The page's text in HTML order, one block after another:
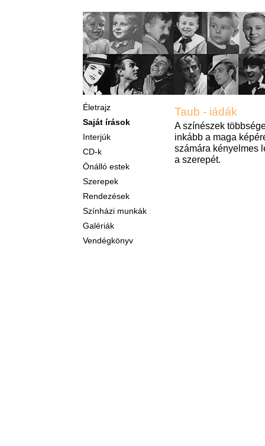
Életrajz
Saját írások
Interjúk
CD-k
Önálló estek
Szerepek
Rendezések
Színházi munkák
Galériák
Vendégkönyv
Taub - iádák
A színészek
inkább a maga
számára kényelmes
a szerepét.